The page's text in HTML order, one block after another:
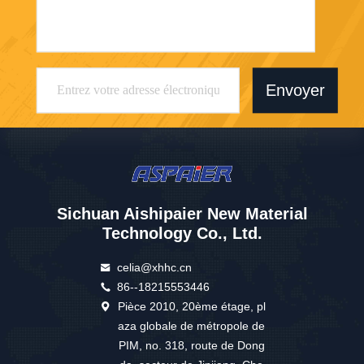
Envoyer
Sichuan Aishipaier New Material
Technology Co., Ltd.
celia@xhhc.cn
86--18215553446
Pièce 2010, 20ème étage, pl
aza globale de métropole de
PIM, no. 318, route de Dong